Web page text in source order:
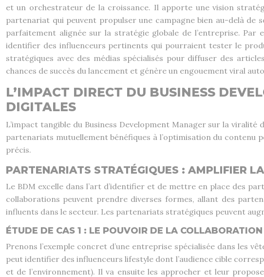
et un orchestrateur de la croissance. Il apporte une vision
partenariat qui peuvent propulser une campagne bien au-delà de
parfaitement alignée sur la stratégie globale de l’entreprise.
identifier des influenceurs pertinents qui pourraient tester le
stratégiques avec des médias spécialisés pour diffuser des
chances de succès du lancement et génère un engouement viral
L’IMPACT DIRECT DU BUSINESS
DIGITALES
L’impact tangible du Business Development Manager sur la
partenariats mutuellement bénéfiques à l’optimisation du contenu
précis.
PARTENARIATS STRATÉGIQUES : AMPLIFIER
Le BDM excelle dans l’art d’identifier et de mettre en place des
collaborations peuvent prendre diverses formes, allant des
influents dans le secteur. Les partenariats stratégiques peuvent
ÉTUDE DE CAS 1 : LE POUVOIR DE LA
Prenons l’exemple concret d’une entreprise spécialisée dans les
peut identifier des influenceurs lifestyle dont l’audience cible
et de l’environnement). Il va ensuite les approcher et leur